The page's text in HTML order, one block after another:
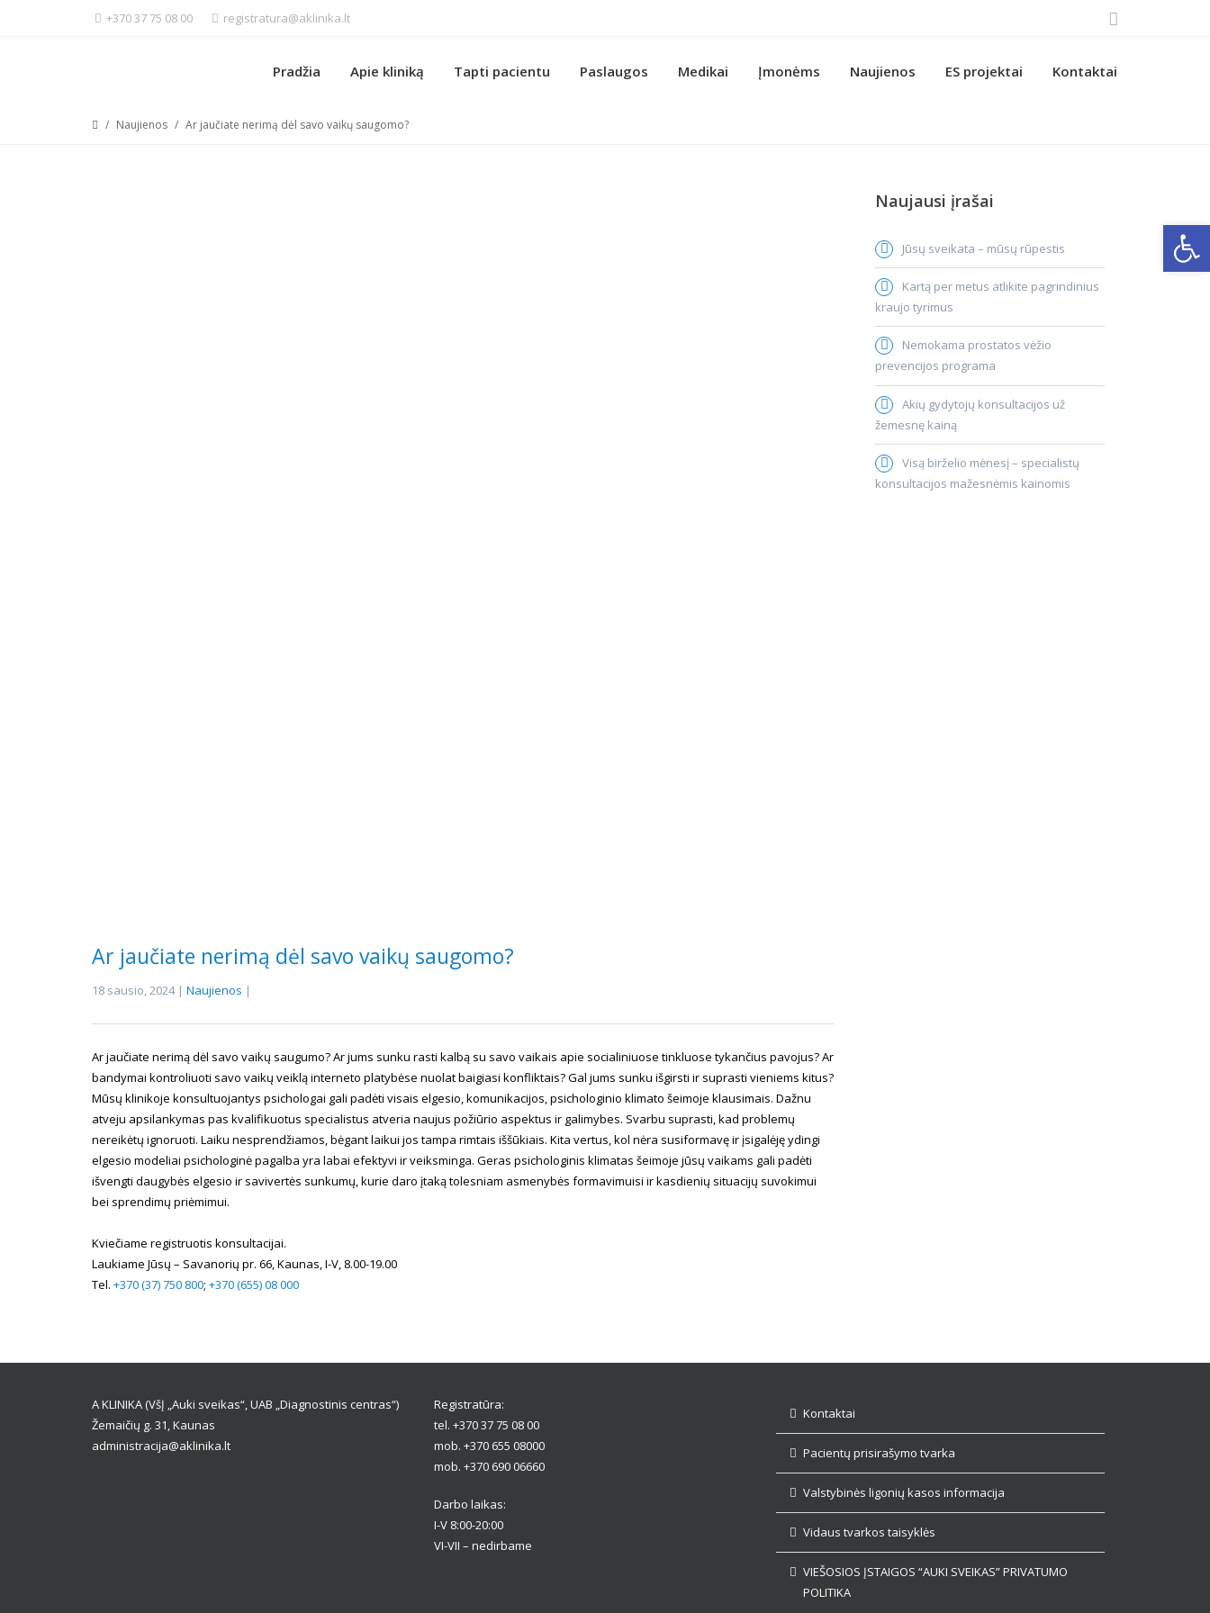
+370 37 75 08 00 registratura@aklinika.lt
Pradžia Apie kliniką Tapti pacientu Paslaugos Medikai Įmonėms Naujienos ES projektai Kontaktai
/ Naujienos / Ar jaučiate nerimą dėl savo vaikų saugomo?
Ar jaučiate nerimą dėl savo vaikų saugomo?
18 sausio, 2024 | Naujienos |
Ar jaučiate nerimą dėl savo vaikų saugumo? Ar jums sunku rasti kalbą su savo vaikais apie socialiniuose tinkluose tykančius pavojus? Ar
bandymai kontroliuoti savo vaikų veiklą interneto platybėse nuolat baigiasi konfliktais? Gal jums sunku išgirsti ir suprasti vieniems kitus?
Mūsų klinikoje konsultuojantys psichologai gali padėti visais elgesio, komunikacijos, psichologinio klimato šeimoje klausimais. Dažnu
atveju apsilankymas pas kvalifikuotus specialistus atveria naujus požiūrio aspektus ir galimybes. Svarbu suprasti, kad problemų
nereikėtų ignoruoti. Laiku nesprendžiamos, bėgant laikui jos tampa rimtais iššūkiais. Kita vertus, kol nėra susiformavę ir įsigalėję ydingi
elgesio modeliai psichologinė pagalba yra labai efektyvi ir veiksminga. Geras psichologinis klimatas šeimoje jūsų vaikams gali padėti
išvengti daugybės elgesio ir savivertės sunkumų, kurie daro įtaką tolesniam asmenybės formavimuisi ir kasdienių situacijų suvokimui
bei sprendimų priėmimui.
Kviečiame registruotis konsultacijai.
Laukiame Jūsų – Savanorių pr. 66, Kaunas, I-V, 8.00-19.00
Tel. +370 (37) 750 800; +370 (655) 08 000
Naujausi įrašai
Jūsų sveikata – mūsų rūpestis
Kartą per metus atlikite pagrindinius
kraujo tyrimus
Nemokama prostatos vėžio
prevencijos programa
Akių gydytojų konsultacijos už
žemesnę kainą
Visą birželio mėnesį – specialistų
konsultacijos mažesnėmis kainomis
A KLINIKA (VšĮ „Auki sveikas“, UAB „Diagnostinis centras“)
Žemaičių g. 31, Kaunas
administracija@aklinika.lt
Registratūra:
tel. +370 37 75 08 00
mob. +370 655 08000
mob. +370 690 06660
Darbo laikas:
I-V 8:00-20:00
VI-VII – nedirbame
Kontaktai
Pacientų prisirašymo tvarka
Valstybinės ligonių kasos informacija
Vidaus tvarkos taisyklės
VIEŠOSIOS ĮSTAIGOS “AUKI SVEIKAS” PRIVATUMO
POLITIKA